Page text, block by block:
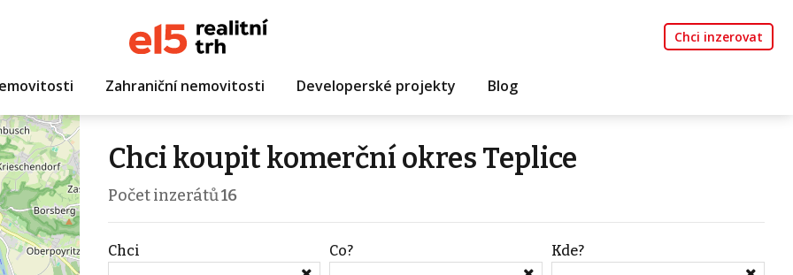
Chci inzerovat
Zahraniční nemovitosti Developerské projekty Blog
Chci koupit komerční okres Teplice
Počet inzerátů16
Chci Co? Kde?